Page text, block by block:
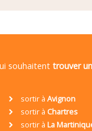
souhaitent trouver
sortir à Avignon
sortir à Chartres
sortir à La